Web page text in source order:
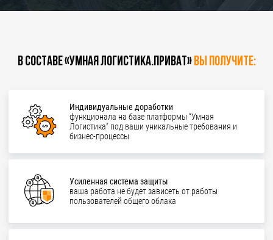
В составе «Умная Логистика.Приват» Вы получите:
Индивидуальные доработки
функционала на базе платформы “Умная
Логистика” под ваши уникальные требования и
бизнес-процессы
Усиленная система защиты
ваша работа не будет зависеть от работы
пользователей общего облака